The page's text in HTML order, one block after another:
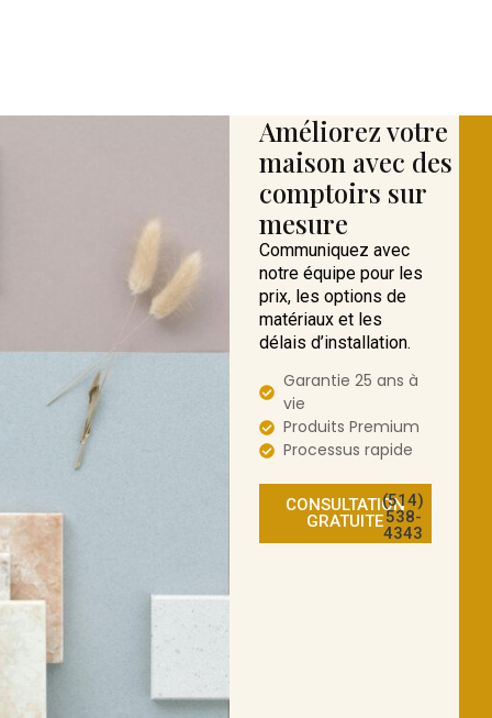
Améliorez votre
maison avec des
comptoirs sur
mesure
Communiquez avec
notre équipe pour les
prix, les options de
matériaux et les
délais d’installation.
Garantie 25 ans à
vie
Produits Premium
Processus rapide
CONSULTATION
GRATUITE
(514)
538-
4343